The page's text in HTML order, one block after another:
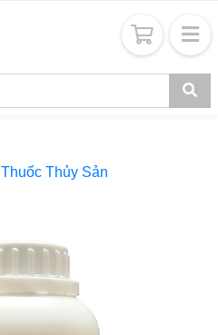
Thuốc Thủy Sản